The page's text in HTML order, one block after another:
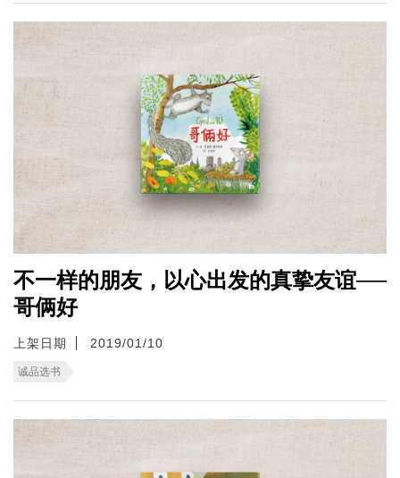
不一样的朋友，以心出发的真挚友谊──
哥俩好
上架日期 2019/01/10
诚品选书